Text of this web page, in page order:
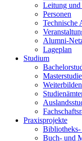
Leitung
Personen
Technische
Alumni-
Lageplan
Studium
Praxisprojekte
Bibliotheks-
Buch- und